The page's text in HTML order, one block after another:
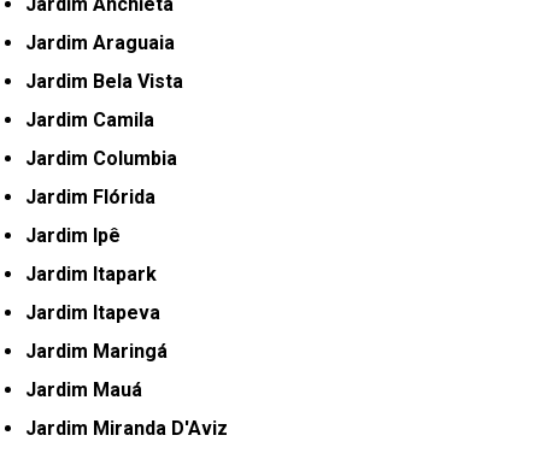
Jardim Araguaia
Jardim Bela Vista
Jardim Camila
Jardim Columbia
Jardim Flórida
Jardim Ipê
Jardim Itapark
Jardim Itapeva
Jardim Maringá
Jardim Mauá
Jardim Miranda D'Aviz